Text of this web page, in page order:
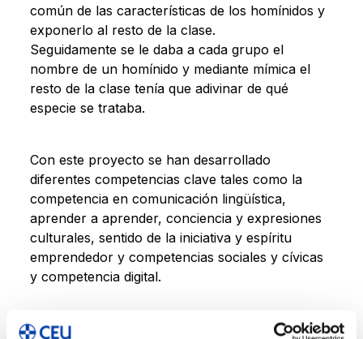
común de las características de los homínidos y
exponerlo al resto de la clase.
Seguidamente se le daba a cada grupo el
nombre de un homínido y mediante mímica el
resto de la clase tenía que adivinar de qué
especie se trataba.
Con este proyecto se han desarrollado
diferentes competencias clave tales como la
competencia en comunicación lingüística,
aprender a aprender, conciencia y expresiones
culturales, sentido de la iniciativa y espíritu
emprendedor y competencias sociales y cívicas
y competencia digital.